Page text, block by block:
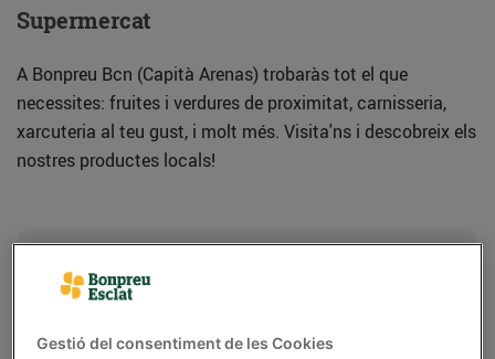
Supermercat
A Bonpreu Bcn (Capità Arenas) trobaràs tot el que
necessites: fruites i verdures de proximitat, carnisseria,
xarcuteria al teu gust, i molt més. Visita'ns i descobreix els
nostres productes locals!
C. Capità Arenas, 58 (08034) Barcelona
Gestió del consentiment de les Cookies